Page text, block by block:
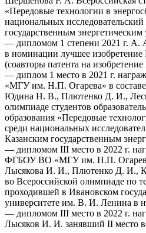
«Передовые технологии в
национальных
государственным энергетическим
— дипломом 1 степени 2021 г.
в номинации лучшее
(соавторы патента на
— диплом 1 место в 2021 г.
«МГУ им. Н.П. Огарева» в
Юдина Н. В., Плютенко Д. И.,
олимпиаде студентов
образования «Передовые
среди национальных
Казанским государственным
— дипломом III место в 2022 г.
ФГБОУ ВО «МГУ им. Н.П.
Лысякова И. И., Плютенко Д. И.,
во Всероссийской олимпиаде по
проходившей в Ивановском
университете им. В. И. Ленина в
— дипломом III место в 2022 г.
Лысяков И. И. занявший II место